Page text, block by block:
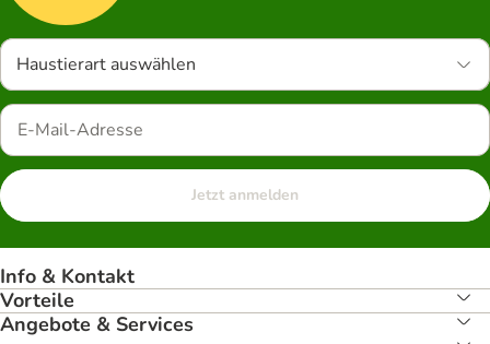
Haustierart auswählen
Jetzt anmelden
Info & Kontakt
Vorteile
Angebote & Services